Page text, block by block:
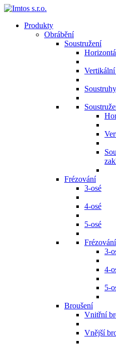
Produkty
Obrábění
Soustružení
Frézování
3-osé
4-osé
5-osé
Frézování
3-
4-
5-
Broušení
Vnitřní
Vnější